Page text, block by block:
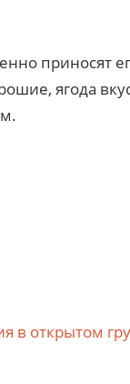
приносят
ягода
в открытом